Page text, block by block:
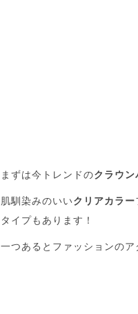
まずは今トレンドのクラウン
肌馴染みのいいクリアカラー
タイプもあります！
一つあるとファッションの